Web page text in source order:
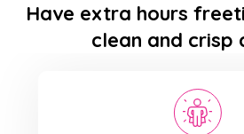
Have extra hours
clean and crisp